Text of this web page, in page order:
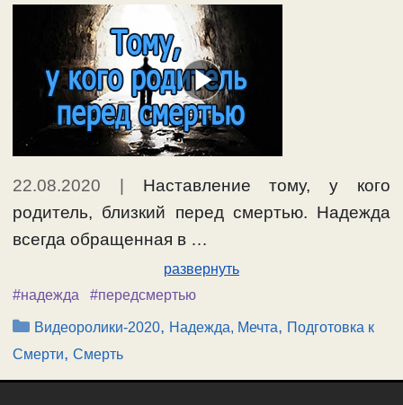
22.08.2020
Наставление тому, у кого
родитель, близкий перед смертью. Надежда
всегда обращенная в …
развернуть
#надежда
#передсмертью
Рубрики
Видеоролики-2020, Надежда, Мечта, Подготовка к
Смерти, Смерть